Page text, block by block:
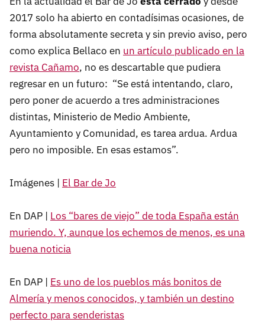
2017 solo ha abierto en contadísimas ocasiones, de
forma absolutamente secreta y sin previo aviso, pero
como explica Bellaco en un artículo publicado en la
revista Cañamo, no es descartable que pudiera
regresar en un futuro: “Se está intentando, claro,
pero poner de acuerdo a tres administraciones
distintas, Ministerio de Medio Ambiente,
Ayuntamiento y Comunidad, es tarea ardua. Ardua
pero no imposible. En esas estamos”.
Imágenes | El Bar de Jo
En DAP | Los “bares de viejo” de toda España están
muriendo. Y, aunque los echemos de menos, es una
buena noticia
En DAP | Es uno de los pueblos más bonitos de
Almería y menos conocidos, y también un destino
perfecto para senderistas